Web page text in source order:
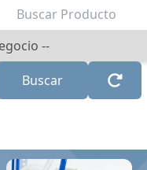
Buscar